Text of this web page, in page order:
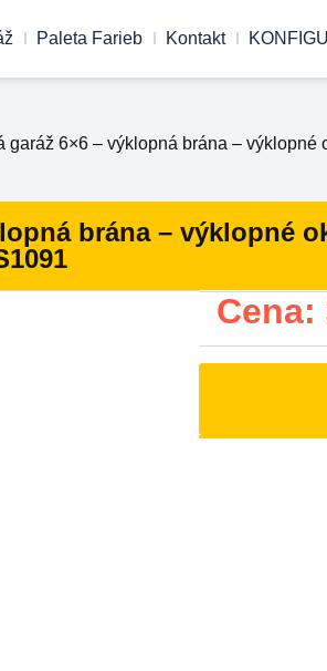
Paleta Farieb Kontakt
garáž 6×6 – výklopná brána – výklopné
brána – výklopné
Cena: